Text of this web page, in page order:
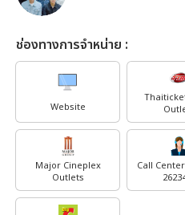
ช่องทางการจำหน่าย :
Website
Major Cineplex
Outlets
Call